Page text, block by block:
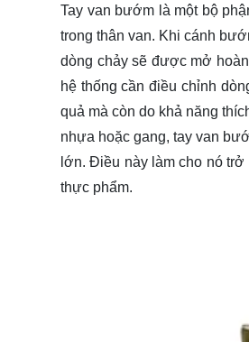
Tay van bướm là một bộ
trong thân van. Khi cánh
dòng chảy sẽ được mở
hệ thống cần điều chỉnh
quả mà còn do khả năng
nhựa hoặc gang, tay van
lớn. Điều này làm cho nó
thực phẩm.